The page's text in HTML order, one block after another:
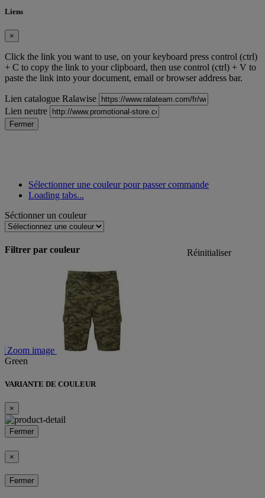
Liens
×
Click the link you want to use, on your keyboard press control (ctrl)
+ C to copy the link to your clipboard, then use control (ctrl) + V to
paste the link into your document, email or browser address bar.
Lien catalogue Ralawise
Lien neutre
Fermer
Sélectionner une couleur pour passer commande
Loading tabs...
Séctionner un couleur
Filtrer par couleur Réinitialiser
Zoom image
Green
VARIANTE DE COULEUR
×
Fermer
×
Fermer